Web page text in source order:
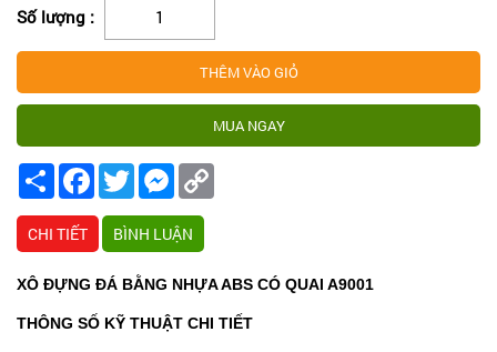
Số lượng :
Share FacebookTwitterMessenger
CHI TIẾT BÌNH LUẬN
XÔ ĐỰNG ĐÁ BẰNG NHỰA ABS CÓ QUAI A9001
THÔNG SỐ KỸ THUẬT CHI TIẾT